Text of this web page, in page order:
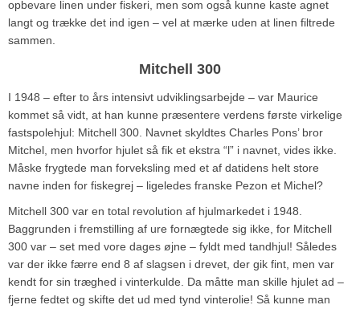
opbevare linen under fiskeri, men som også kunne kaste agnet
langt og trække det ind igen – vel at mærke uden at linen filtrede
sammen.
Mitchell 300
I 1948 – efter to års intensivt udviklingsarbejde – var Maurice
kommet så vidt, at han kunne præsentere verdens første virkelige
fastspolehjul: Mitchell 300. Navnet skyldtes Charles Pons’ bror
Mitchel, men hvorfor hjulet så fik et ekstra “l” i navnet, vides ikke.
Måske frygtede man forveksling med et af datidens helt store
navne inden for fiskegrej – ligeledes franske Pezon et Michel?
Mitchell 300 var en total revolution af hjulmarkedet i 1948.
Baggrunden i fremstilling af ure fornægtede sig ikke, for Mitchell
300 var – set med vore dages øjne – fyldt med tandhjul! Således
var der ikke færre end 8 af slagsen i drevet, der gik fint, men var
kendt for sin træghed i vinterkulde. Da måtte man skille hjulet ad –
fjerne fedtet og skifte det ud med tynd vinterolie! Så kunne man